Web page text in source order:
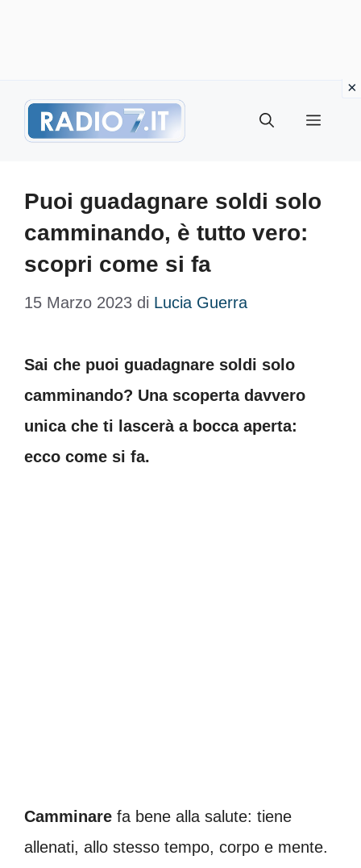
Menu
Puoi guadagnare soldi solo
camminando, è tutto vero:
scopri come si fa
15 Marzo 2023 di Lucia Guerra
Sai che puoi guadagnare soldi solo
camminando? Una scoperta davvero
unica che ti lascerà a bocca aperta:
ecco come si fa.
Camminare fa bene alla salute: tiene
allenati, allo stesso tempo, corpo e mente.